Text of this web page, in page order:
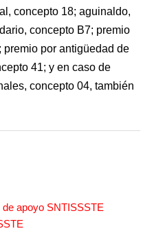
concepto 18; aguinaldo,
concepto B7; premio
premio por antigüedad de
41; y en caso de
concepto 04, también
apoyo SNTISSSTE